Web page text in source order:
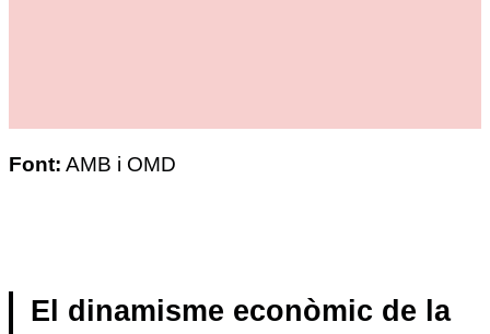
Font: AMB i OMD
El dinamisme econòmic de la